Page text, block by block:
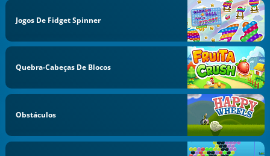
Jogos De Fidget Spinner
Quebra-Cabeças De Blocos
Obstáculos